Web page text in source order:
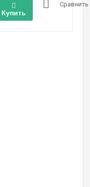
Купить
Сравнить